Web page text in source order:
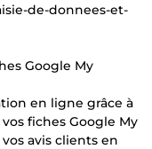
de-donnees-et-
Google My
en ligne grâce à
fiches Google My
avis clients en